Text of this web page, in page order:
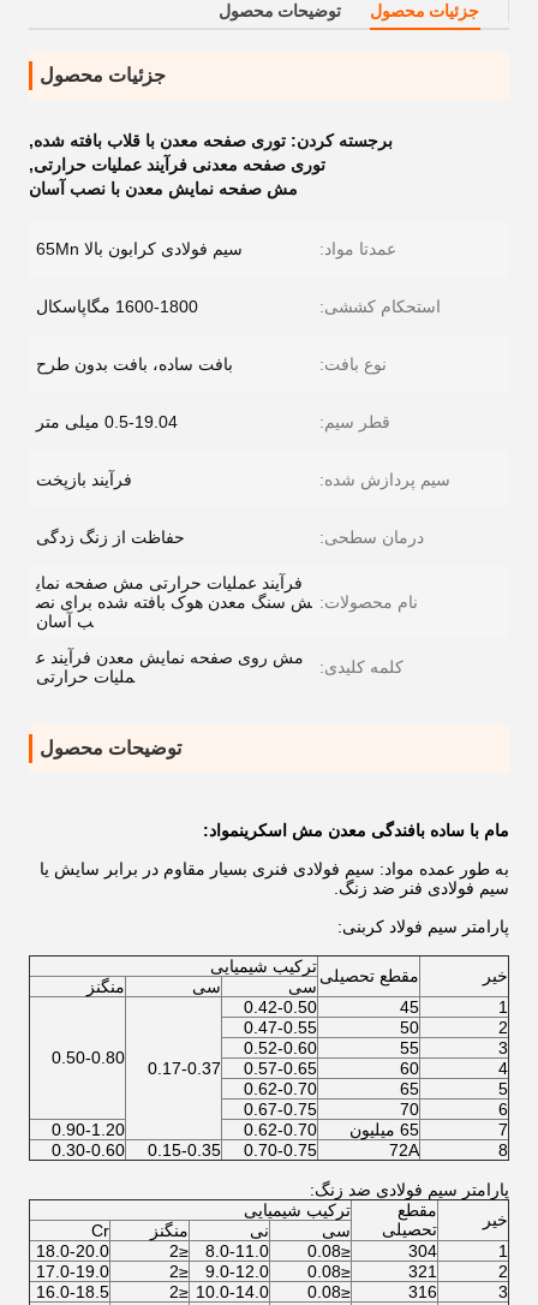
جزئیات محصول توضیحات محصول
جزئیات محصول
برجسته کردن: توری صفحه معدن با قلاب بافته شده,
توری صفحه معدنی فرآیند عملیات حرارتی,
مش صفحه نمایش معدن با نصب آسان
عمدتا مواد: سیم فولادی کرابون بالا 65Mn
استحکام کششی: 1600-1800 مگاپاسکال
نوع بافت: بافت ساده، بافت بدون طرح
قطر سیم: 0.5-19.04 میلی متر
سیم پردازش شده: فرآیند بازپخت
درمان سطحی: حفاظت از زنگ زدگی
نام محصولات:
فرآیند عملیات حرارتی مش صفحه نمای
ش سنگ معدن هوک بافته شده برای نص
ب آسان
کلمه کلیدی:
مش روی صفحه نمایش معدن فرآیند ع
ملیات حرارتی
توضیحات محصول
مام با ساده بافندگی معدن مش اسکرینمواد:
به طور عمده مواد: سیم فولادی فنری بسیار مقاوم در برابر سایش یا
سیم فولادی فنر ضد زنگ.
پارامتر سیم فولاد کربنی:
خیر مقطع تحصیلیترکیب شیمیایی
سی
سی
منگنز
1
45
0.42-0.50
0.17-0.37
0.50-0.80
2
50
0.47-0.55
3
55
0.52-0.60
4
60
0.57-0.65
5
65
0.62-0.70
6
70
0.67-0.75
7
65 میلیون 0.62-0.70
0.90-1.20
8
72A
0.70-0.75
0.15-0.35
0.30-0.60
پارامتر سیم فولادی ضد زنگ:
خیر
مقطع
تحصیلی
ترکیب شیمیایی
سی
نی منگنز
Cr
1
304
≤0.08
8.0-11.0
≤2
18.0-20.0
2
321
≤0.08
9.0-12.0
≤2
17.0-19.0
3
316
≤0.08
10.0-14.0
≤2
16.0-18.5